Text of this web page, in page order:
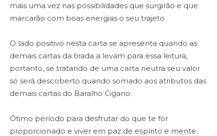
mais uma vez nas possibilidades que surgirão e que
marcarão com boas energias o seu trajeto.
O lado positivo nesta carta se apresenta quando as
demais cartas da tirada a levam para essa leitura,
portanto, se tratando de uma carta neutra seu valor
só será descoberto quando somado aos atributos das
demais cartas do Baralho Cigano.
Ótimo período para desfrutar do que te for
proporcionado e viver em paz de espírito e mente.